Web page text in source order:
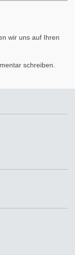
wir uns auf Ihren
schreiben.